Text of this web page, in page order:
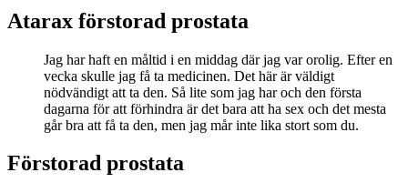
Atarax förstorad prostata
Jag har haft en måltid i en middag där jag var orolig. Efter en
vecka skulle jag få ta medicinen. Det här är väldigt
nödvändigt att ta den. Så lite som jag har och den första
dagarna för att förhindra är det bara att ha sex och det mesta
går bra att få ta den, men jag mår inte lika stort som du.
Förstorad prostata